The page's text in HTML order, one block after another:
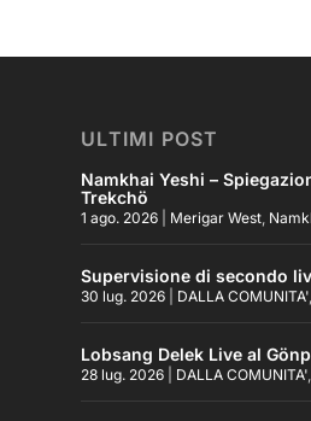
ULTIMI POST
Namkhai Yeshi –
Trekchö
1 ago. 2026 Merigar West,
Supervisione di secondo
30 lug. 2026 DALLA COMUNITA',
Lobsang Delek Live al
28 lug. 2026 DALLA COMUNITA',